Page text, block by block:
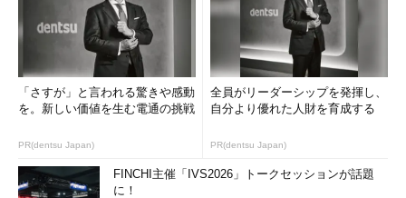
「さすが」と言われる驚きや感動
を。新しい価値を生む電通の挑戦
PR(dentsu Japan)
全員がリーダーシップを発揮し、
自分より優れた人財を育成する
PR(dentsu Japan)
FINCHI主催「IVS2026」トークセッションが話題
に！